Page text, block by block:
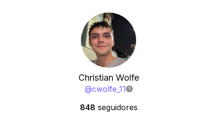
Christian Wolfe
@cwolfe_11
848 seguidores